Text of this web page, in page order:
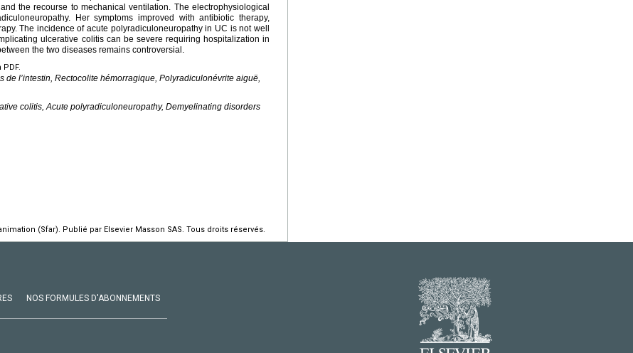
the recourse to mechanical ventilation. The electrophysiological
Her symptoms improved with antibiotic therapy,
The incidence of acute polyradiculoneuropathy in UC is not well
ulcerative colitis can be severe requiring hospitalization in
the two diseases remains controversial.
de l’intestin, Rectocolite hémorragique, Polyradiculonévrite aiguë,
colitis, Acute polyradiculoneuropathy, Demyelinating disorders
(Sfar). Publié par Elsevier Masson SAS. Tous droits réservés.
NOS FORMULES D'ABONNEMENTS